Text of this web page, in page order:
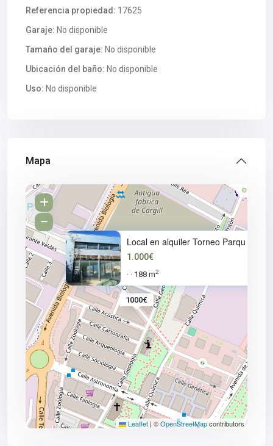
Referencia propiedad: 17625
Garaje: No disponible
Tamaño del garaje: No disponible
Ubicación del baño: No disponible
Uso: No disponible
Mapa
1000€
Local en alquiler Torneo Parqu
1.000€
· · 188 m2
Leaflet |©OpenStreetMapcontributors